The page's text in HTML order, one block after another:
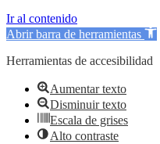
Ir al contenido
Abrir barra de herramientas
Herramientas de accesibilidad
Aumentar texto
Disminuir texto
Escala de grises
Alto contraste